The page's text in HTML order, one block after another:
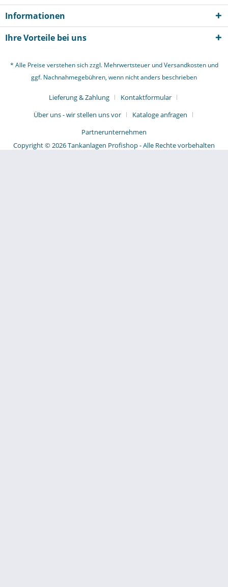
Informationen
Ihre Vorteile bei uns
* Alle Preise verstehen sich zzgl. Mehrwertsteuer undVersandkostenund
ggf. Nachnahmegebühren, wenn nicht anders beschrieben
Lieferung & Zahlung
Kontaktformular
Über uns - wir stellen uns vor
Kataloge anfragen
Partnerunternehmen
Copyright © 2026 Tankanlagen Profishop - Alle Rechte vorbehalten